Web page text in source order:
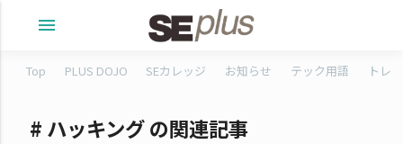
menu
Top PLUS DOJO SEカレッジ お知らせ テック用語 トレ
# ハッキング の関連記事